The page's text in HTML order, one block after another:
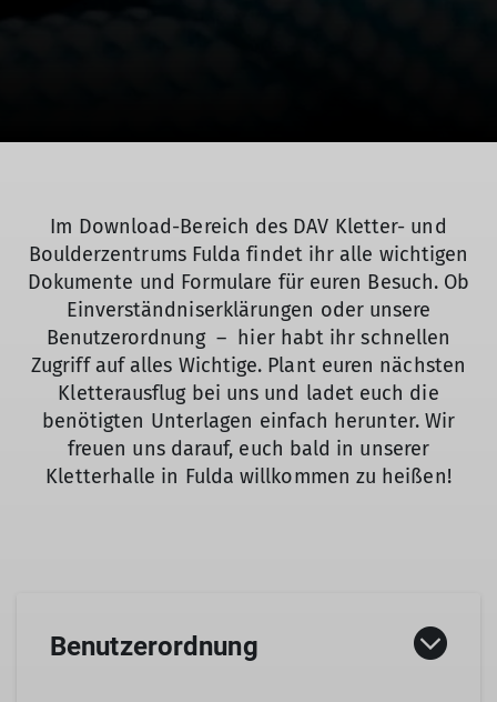
Im Download-Bereich des DAV Kletter- und
Boulderzentrums Fulda findet ihr alle wichtigen
Dokumente und Formulare für euren Besuch. Ob
Einverständniserklärungen oder unsere
Benutzerordnung – hier habt ihr schnellen
Zugriff auf alles Wichtige. Plant euren nächsten
Kletterausflug bei uns und ladet euch die
benötigten Unterlagen einfach herunter. Wir
freuen uns darauf, euch bald in unserer
Kletterhalle in Fulda willkommen zu heißen!
Benutzerordnung